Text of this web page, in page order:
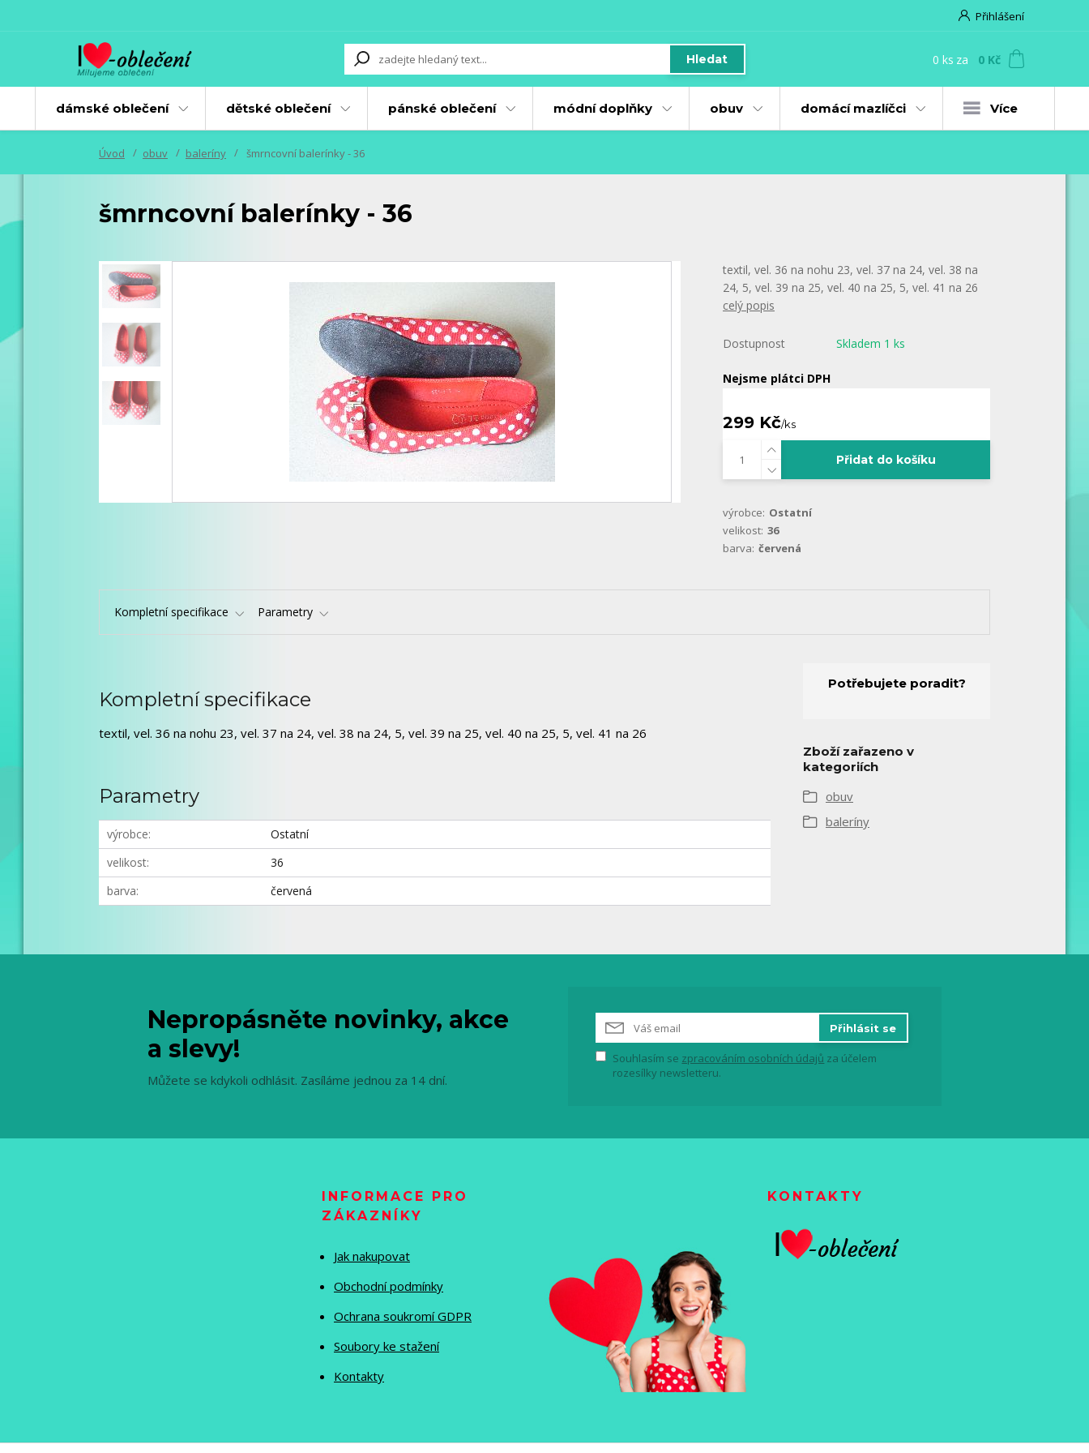
Přihlášení
Hledat 0 ks za 0 Kč
dámské oblečení dětské oblečení pánské oblečení módní doplňky obuv domácí mazlíčci Více
Úvod obuv baleríny šmrncovní balerínky - 36
šmrncovní balerínky - 36
textil, vel. 36 na nohu 23, vel. 37 na 24, vel. 38 na
24, 5, vel. 39 na 25, vel. 40 na 25, 5, vel. 41 na 26
celý popis
Dostupnost Skladem 1 ks
Nejsme plátci DPH
299 Kč/ks
Přidat do košíku
výrobce: Ostatní
velikost: 36
barva: červená
Kompletní specifikace Parametry
Kompletní specifikace
textil, vel. 36 na nohu 23, vel. 37 na 24, vel. 38 na 24, 5, vel. 39 na 25, vel. 40 na 25, 5, vel. 41 na 26
Parametry
výrobce
Ostatní
velikost
36
barva
červená
Potřebujete poradit?
Zboží zařazeno v
kategoriích
obuv
baleríny
Nepropásněte novinky, akce
a slevy!
Můžete se kdykoli odhlásit. Zasíláme jednou za 14 dní.
Přihlásit se
Souhlasím se zpracováním osobních údajů za účelem
rozesílky newsletteru.
INFORMACE PRO
ZÁKAZNÍKY
Jak nakupovat
Obchodní podmínky
Ochrana soukromí GDPR
Soubory ke stažení
Kontakty
KONTAKTY